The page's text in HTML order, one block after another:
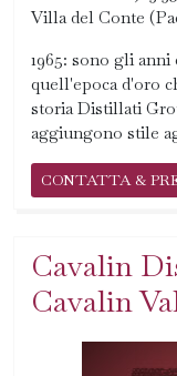
Villa del Conte
1965: sono gli
quell'epoca d'oro
storia Distillati
aggiungono stile
CONTATTA &
Cavalin
Cavalin